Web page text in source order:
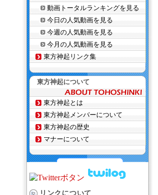
動画トータルランキングを見る
今日の人気動画を見る
今週の人気動画を見る
今月の人気動画を見る
東方神起リンク集
東方神起について
東方神起とは
東方神起メンバーについて
東方神起の歴史
マナーについて
リンクについて